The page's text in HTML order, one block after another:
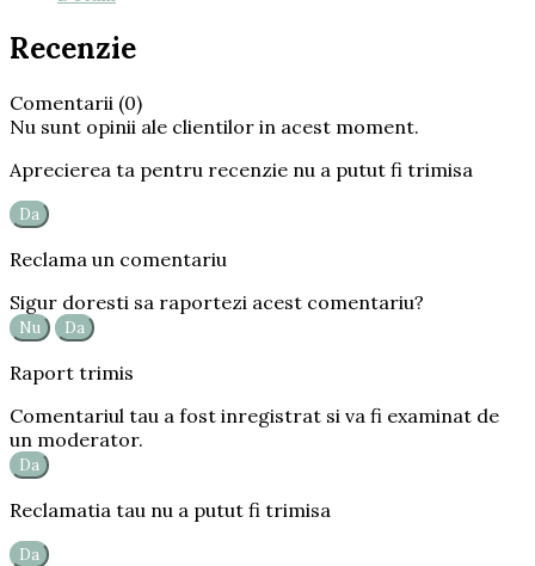
Recenzie
Comentarii (0)
Nu sunt opinii ale clientilor in acest moment.
Aprecierea ta pentru recenzie nu a putut fi trimisa
Da
Reclama un comentariu
Sigur doresti sa raportezi acest comentariu?
Nu Da
Raport trimis
Comentariul tau a fost inregistrat si va fi examinat de
un moderator.
Da
Reclamatia tau nu a putut fi trimisa
Da